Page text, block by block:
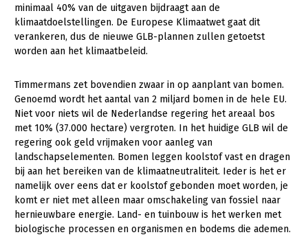
Kalverhouderij
Konijnenhouderij
Melkveehouderij
Paardenhouderij
Pluimveehouderij
Schapenhouderij
Varkenshouderij
Vleesveehouderij
Biologische Landbouw
Bollenteelt
Bomen, vaste planten en zomerbloemen
Fruitteelt
Glastuinbouw
Paddenstoelen
Vollegrondsgroente
Multifunctionele landbouw
Multifunctioneel
Vrouw en Bedrijf
minimaal 40% van de uitgaven bijdraagt aan de
klimaatdoelstellingen. De Europese Klimaatwet gaat dit
verankeren, dus de nieuwe GLB-plannen zullen getoetst
worden aan het klimaatbeleid.
Timmermans zet bovendien zwaar in op aanplant van bomen.
Genoemd wordt het aantal van 2 miljard bomen in de hele EU.
Niet voor niets wil de Nederlandse regering het areaal bos
met 10% (37.000 hectare) vergroten. In het huidige GLB wil de
regering ook geld vrijmaken voor aanleg van
landschapselementen. Bomen leggen koolstof vast en dragen
bij aan het bereiken van de klimaatneutraliteit. Ieder is het er
namelijk over eens dat er koolstof gebonden moet worden, je
komt er niet met alleen maar omschakeling van fossiel naar
hernieuwbare energie. Land- en tuinbouw is het werken met
biologische processen en organismen en bodems die ademen.